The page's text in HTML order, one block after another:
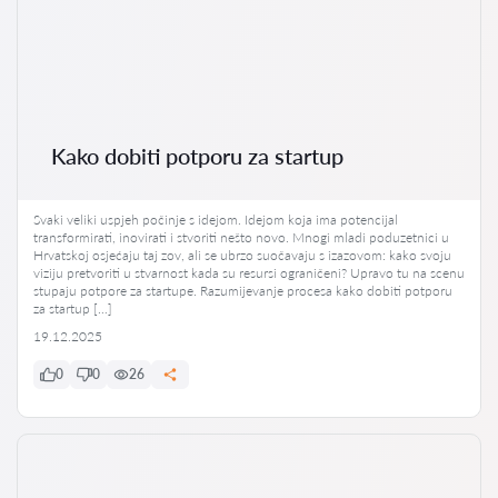
Kako dobiti potporu za startup
Svaki veliki uspjeh počinje s idejom. Idejom koja ima potencijal
transformirati, inovirati i stvoriti nešto novo. Mnogi mladi poduzetnici u
Hrvatskoj osjećaju taj zov, ali se ubrzo suočavaju s izazovom: kako svoju
viziju pretvoriti u stvarnost kada su resursi ograničeni? Upravo tu na scenu
stupaju potpore za startupe. Razumijevanje procesa kako dobiti potporu
za startup […]
19.12.2025
0 0 26